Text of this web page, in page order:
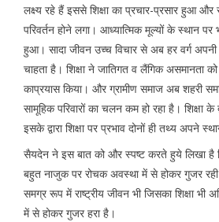
लक्ष्य रहे हैं इससे शिक्षा का प्रचार-प्रसार हुआ और
परिवर्तन होने लगा। आध्यात्मिक मूल्यों के स्थान
हुआ। सादा जीवन उच्च विचार से अब हर वर्ग
चाहता है। शिक्षा ने जातिगत व लैंगिक असमानता
काप्रयास किया। और ग्रामीण समाज अब शहरी
सामूहिक परिवारों का चलन कम हो रहा है। शिक्षा के
इसके द्वारा शिक्षा पर प्रभाव दोनों ही तथ्य अपने
सैयदेन ने इस बात को और स्पष्ट करते हुये लिखा है
बहुत नाजुक पर रोचक अवस्था में से होकर गुजर रही
समग्र रूप में राष्ट्रीय जीवन भी जिसका शिक्षा भी
में से होकर गुजर हरा है।